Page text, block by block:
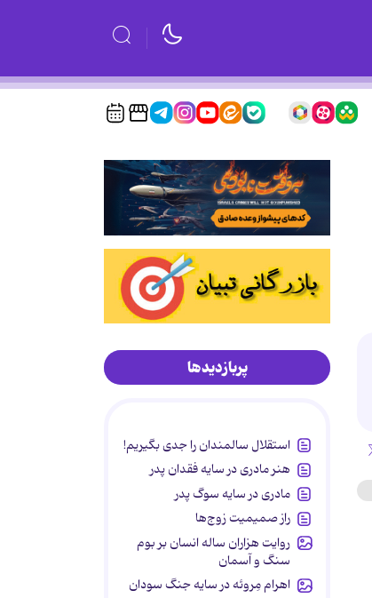
پربازدیدها
استقلال سالمندان را جدی بگیریم!
هنر مادری در سایه‌ فقدان پدر
مادری در سایه سوگ پدر
راز صمیمیت زوج‌ها
روایت هزاران ساله انسان بر بوم
سنگ و آسمان
اهرام مِروئه در سایه جنگ سودان